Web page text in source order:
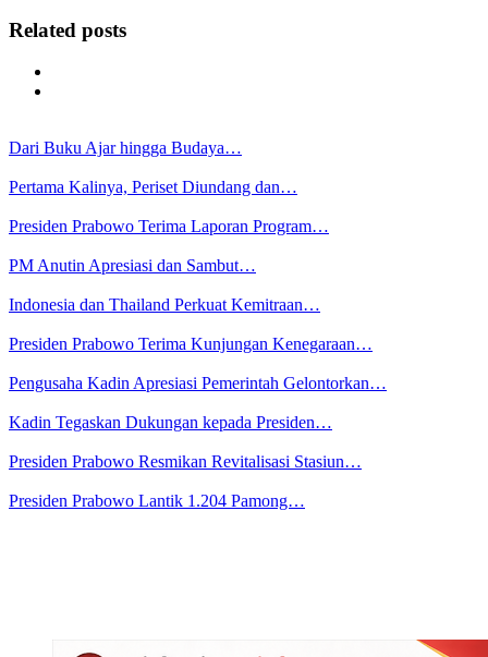
Related posts
Dari Buku Ajar hingga Budaya…
Pertama Kalinya, Periset Diundang dan…
Presiden Prabowo Terima Laporan Program…
PM Anutin Apresiasi dan Sambut…
Indonesia dan Thailand Perkuat Kemitraan…
Presiden Prabowo Terima Kunjungan Kenegaraan…
Pengusaha Kadin Apresiasi Pemerintah Gelontorkan…
Kadin Tegaskan Dukungan kepada Presiden…
Presiden Prabowo Resmikan Revitalisasi Stasiun…
Presiden Prabowo Lantik 1.204 Pamong…